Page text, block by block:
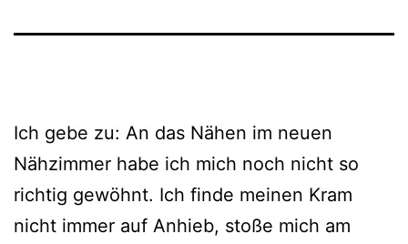
Ich gebe zu: An das Nähen im neuen
Nähzimmer habe ich mich noch nicht so
richtig gewöhnt. Ich finde meinen Kram
nicht immer auf Anhieb, stoße mich am